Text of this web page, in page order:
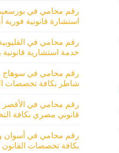
رقم محامي في
استشارة قانونية فورية
رقم محامي في
خدمة استشارية قانونية
رقم محامي في سوهاج
شاطر بكافة تخصصات
رقم محامي في
قانوني مصري بكافة
رقم محامي في أسوان
بكافة تخصصات